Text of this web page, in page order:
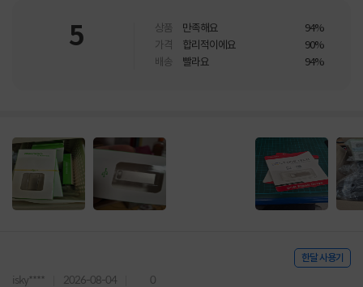
5 상품 만족해요
94%
가격
합리적이에요
90%
배송
빨라요 94%
한달 사용기
isky**** 2026-08-04 0